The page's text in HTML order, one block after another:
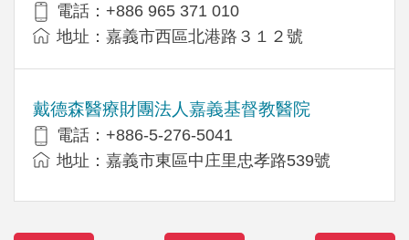
電話：+886 965 371 010
地址：嘉義市西區北港路３１２號
戴德森醫療財團法人嘉義基督教醫院
電話：+886-5-276-5041
地址：嘉義市東區中庄里忠孝路539號